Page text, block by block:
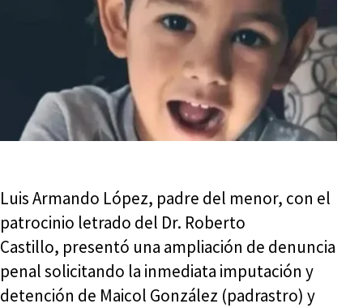
Luis Armando López, padre del menor, con el
patrocinio letrado del Dr. Roberto
Castillo, presentó una ampliación de denuncia
penal solicitando la inmediata imputación y
detención de Maicol González (padrastro) y